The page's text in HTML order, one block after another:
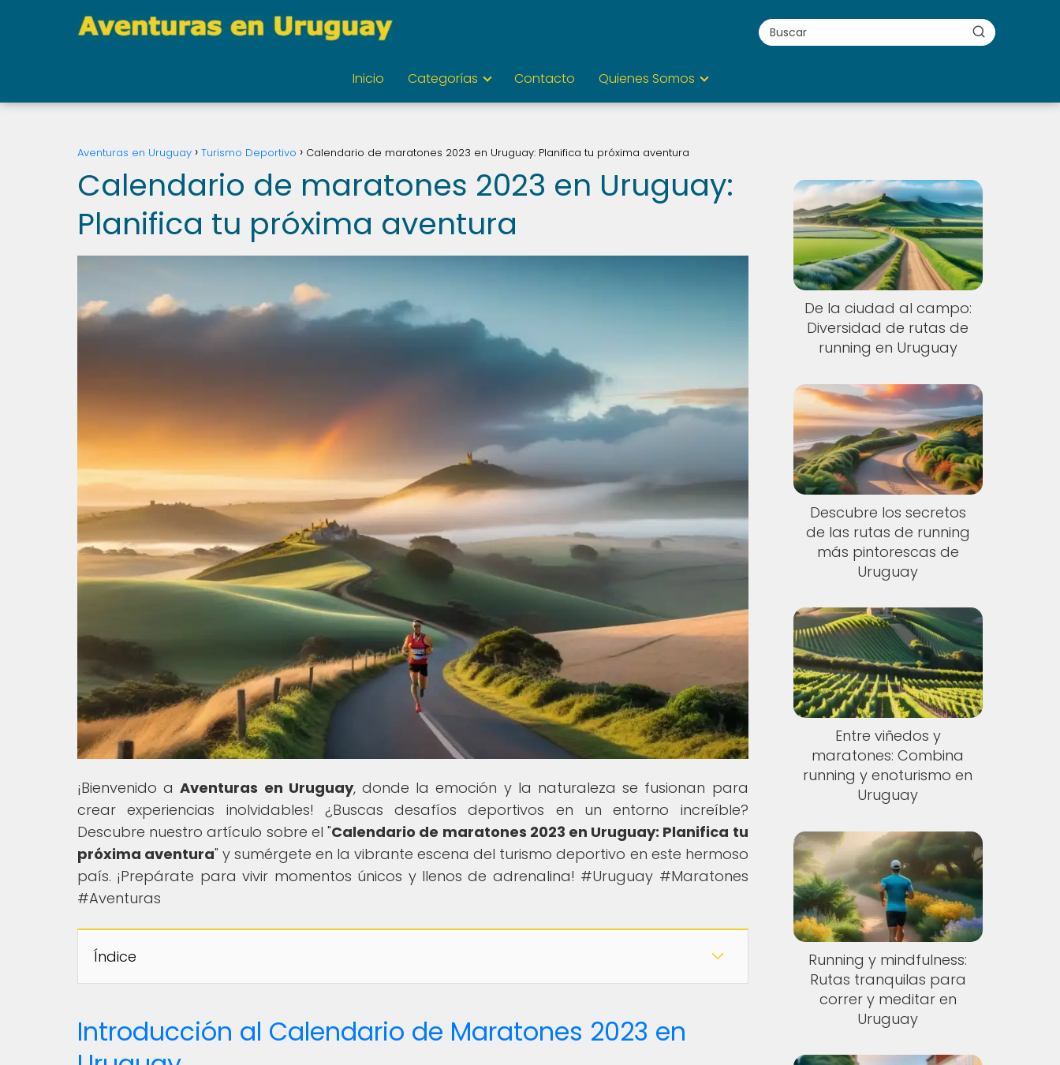
Inicio Categorías Contacto Quienes Somos
Aventuras en Uruguay Turismo Deportivo Calendario de maratones 2023 en Uruguay: Planifica tu próxima aventura
Calendario de maratones 2023 en Uruguay:
Planifica tu próxima aventura
¡Bienvenido aAventuras en Uruguay, donde la emoción y la naturaleza se fusionan para
crear experiencias inolvidables! ¿Buscas desafíos deportivos en un entorno increíble?
Descubre nuestro artículo sobre el "Calendario de maratones 2023 en Uruguay: Planifica tu
próxima aventura" y sumérgete en la vibrante escena del turismo deportivo en este hermoso
país. ¡Prepárate para vivir momentos únicos y llenos de adrenalina! #Uruguay #Maratones
#Aventuras
Índice
Introducción al Calendario de Maratones 2023 en
De la ciudad al campo:
Diversidad de rutas de
running en Uruguay
Descubre los secretos
de las rutas de running
más pintorescas de
Uruguay
Entre viñedos y
maratones: Combina
running y enoturismo en
Uruguay
Running y mindfulness:
Rutas tranquilas para
correr y meditar en
Uruguay